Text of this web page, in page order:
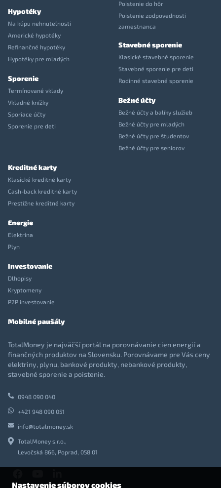
Hypotéky
Na kúpu nehnuteľnosti
Americké hypotéky
Refinančné hypotéky
Hypotéky pre mladých
Sporenie
Termínované vklady
Vkladné knížky
Sporiace účty
Sporenie pre deti
Poistenie do hôr
Poistenie zodpovednosti
zamestnanca
Stavebné sporenie
Klasické stavebné sporenie
Stavebné sporenie pre deti
Rodinné stavebné sporenie
Bežné účty
Bežné účty a balíky služieb
Bežné účty pre mladých
Bežné účty pre študentov
Bežné účty pre seniorov
Kreditné karty
Klasické kreditné karty
Cash-back kreditné karty
Prestížne kreditné karty
Energie
Elektrina
Plyn
Investovanie
Dlhopisy
Kryptomeny
P2P investovanie
Mobilné paušály
TotalMoney je najväčší portál na porovnávanie cien energií a
finančných produktov na Slovensku. Porovnávame pre Vás ceny
elektriny, plynu, bankové produkty, nebankové produkty,
stavebné sporenie a poistenie.
0948 090 040
+421 948 090 051
info@totalmoney.sk
TotalMoney s.r.o.,
Levočská 866, Poprad, 058 01
Nastavenie súborov cookies